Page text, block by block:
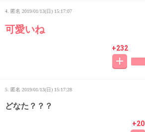
4. 匿名 2019/01/13(日) 15:17:07
可愛いね
+232
5. 匿名 2019/01/13(日) 15:17:28
どなた？？？
+20